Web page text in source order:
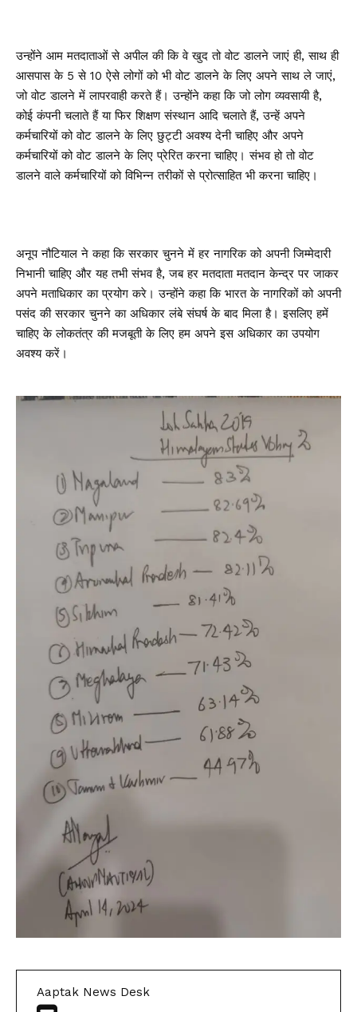
उन्होंने आम मतदाताओं से अपील की कि वे खुद तो वोट डालने जाएं ही, साथ ही
आसपास के 5 से 10 ऐसे लोगों को भी वोट डालने के लिए अपने साथ ले जाएं,
जो वोट डालने में लापरवाही करते हैं। उन्होंने कहा कि जो लोग व्यवसायी है,
कोई कंपनी चलाते हैं या फिर शिक्षण संस्थान आदि चलाते हैं, उन्हें अपने
कर्मचारियों को वोट डालने के लिए छुट्टी अवश्य देनी चाहिए और अपने
कर्मचारियों को वोट डालने के लिए प्रेरित करना चाहिए। संभव हो तो वोट
डालने वाले कर्मचारियों को विभिन्न तरीकों से प्रोत्साहित भी करना चाहिए।
अनूप नौटियाल ने कहा कि सरकार चुनने में हर नागरिक को अपनी जिम्मेदारी
निभानी चाहिए और यह तभी संभव है, जब हर मतदाता मतदान केन्द्र पर जाकर
अपने मताधिकार का प्रयोग करे। उन्होंने कहा कि भारत के नागरिकों को अपनी
पसंद की सरकार चुनने का अधिकार लंबे संघर्ष के बाद मिला है। इसलिए हमें
चाहिए के लोकतंत्र की मजबूती के लिए हम अपने इस अधिकार का उपयोग
अवश्य करें।
Aaptak News Desk